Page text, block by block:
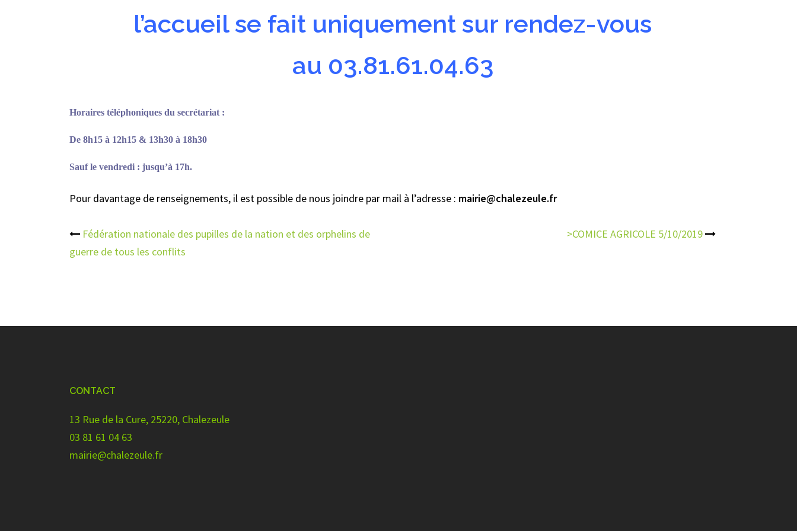
l’accueil se fait uniquement sur rendez-vous
au 03.81.61.04.63
Horaires téléphoniques du secrétariat :
De 8h15 à 12h15 & 13h30 à 18h30
Sauf le vendredi : jusqu’à 17h.
Pour davantage de renseignements, il est possible de nous joindre par mail à l’adresse : mairie@chalezeule.fr
Navigation
d’article
Fédération nationale des pupilles de la nation et des orphelins de
guerre de tous les conflits
>COMICE AGRICOLE 5/10/2019
CONTACT
13 Rue de la Cure, 25220, Chalezeule
03 81 61 04 63
mairie@chalezeule.fr